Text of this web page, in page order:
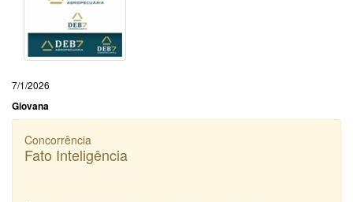
7/1/2026
Giovana
Concorrência
Fato Inteligência